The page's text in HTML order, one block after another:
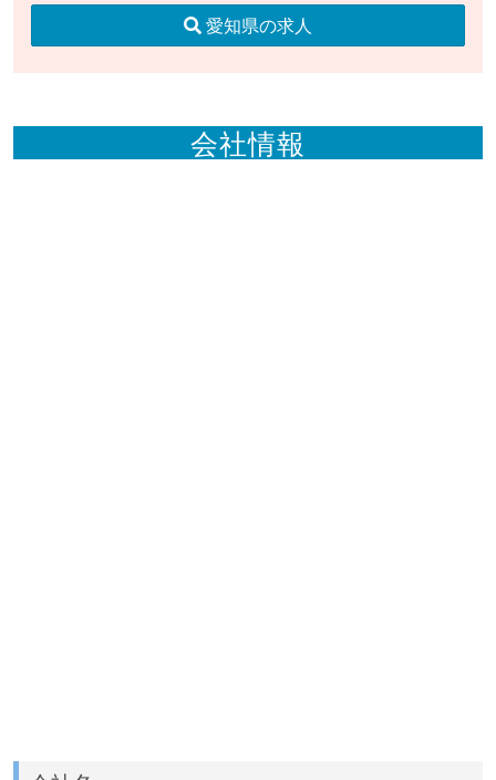
愛知県の求人
会社情報